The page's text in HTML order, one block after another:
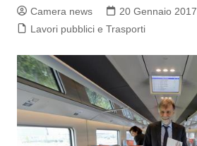
Camera news
20 Gennaio 2017
Lavori pubblici e Trasporti